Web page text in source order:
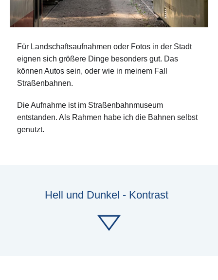
Für Landschaftsaufnahmen oder Fotos in der Stadt
eignen sich größere Dinge besonders gut. Das
können Autos sein, oder wie in meinem Fall
Straßenbahnen.
Die Aufnahme ist im Straßenbahnmuseum
entstanden. Als Rahmen habe ich die Bahnen selbst
genutzt.
Hell und Dunkel - Kontrast